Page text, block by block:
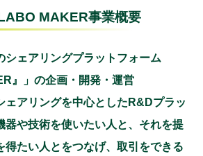
MAKER事業概要
シェアリングプラットフォーム
』」の企画・開発・運営
ェアリングを中心としたR&Dプラッ
器や技術を使いたい人と、それを提
得たい人とをつなげ、取引をできる